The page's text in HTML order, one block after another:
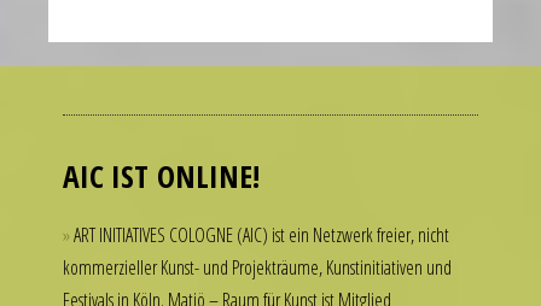
admire
watches
hesitate
spend
AIC IST ONLINE!
ART INITIATIVES COLOGNE (AIC) ist ein Netzwerk freier, nicht
kommerzieller Kunst- und Projekträume, Kunstinitiativen und
Festivals in Köln. Matjö – Raum für Kunst ist Mitglied